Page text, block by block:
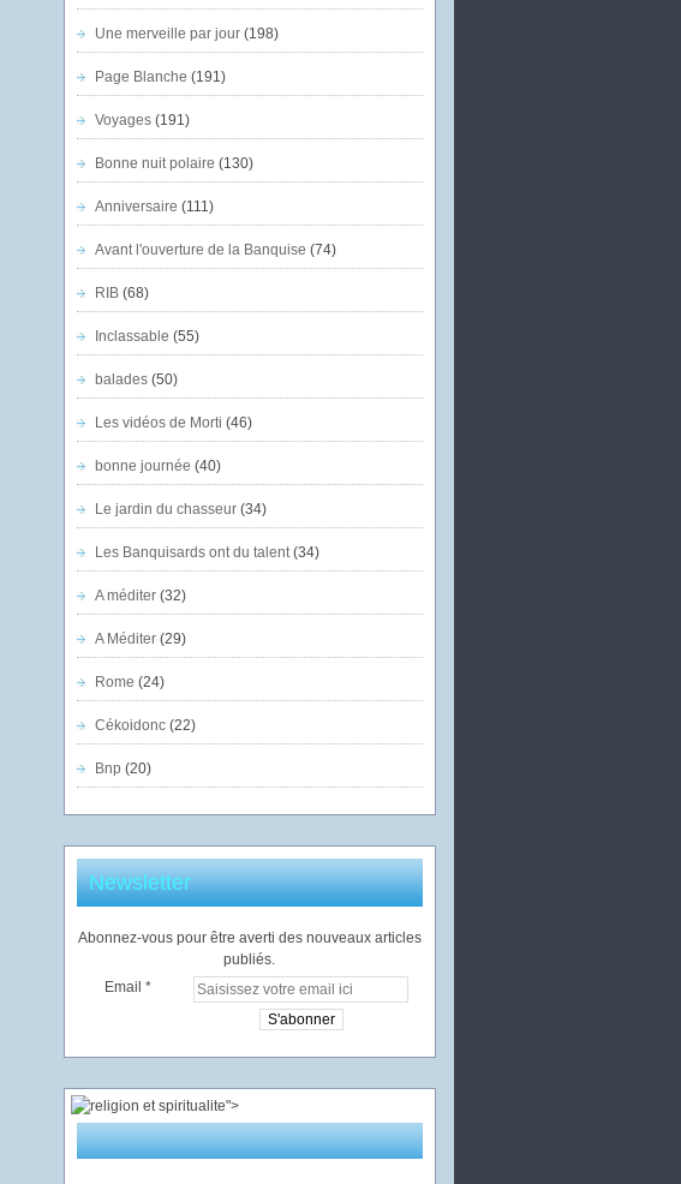
Une merveille par jour(198)
Page Blanche (191)
Voyages(191)
Bonne nuit polaire (130)
Anniversaire (111)
Avant l'ouverture de la Banquise (74)
RIB(68)
Inclassable (55)
balades(50)
Les vidéos de Morti (46)
bonne journée (40)
Le jardin du chasseur(34)
Les Banquisards ont du talent(34)
A méditer(32)
A Méditer(29)
Rome (24)
Cékoidonc(22)
Bnp (20)
Newsletter
Abonnez-vous pour être averti des nouveaux articles
publiés.
Email
">